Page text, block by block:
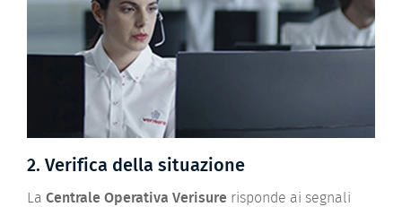
2. Verifica della situazione
La Centrale Operativa Verisure risponde ai segnali